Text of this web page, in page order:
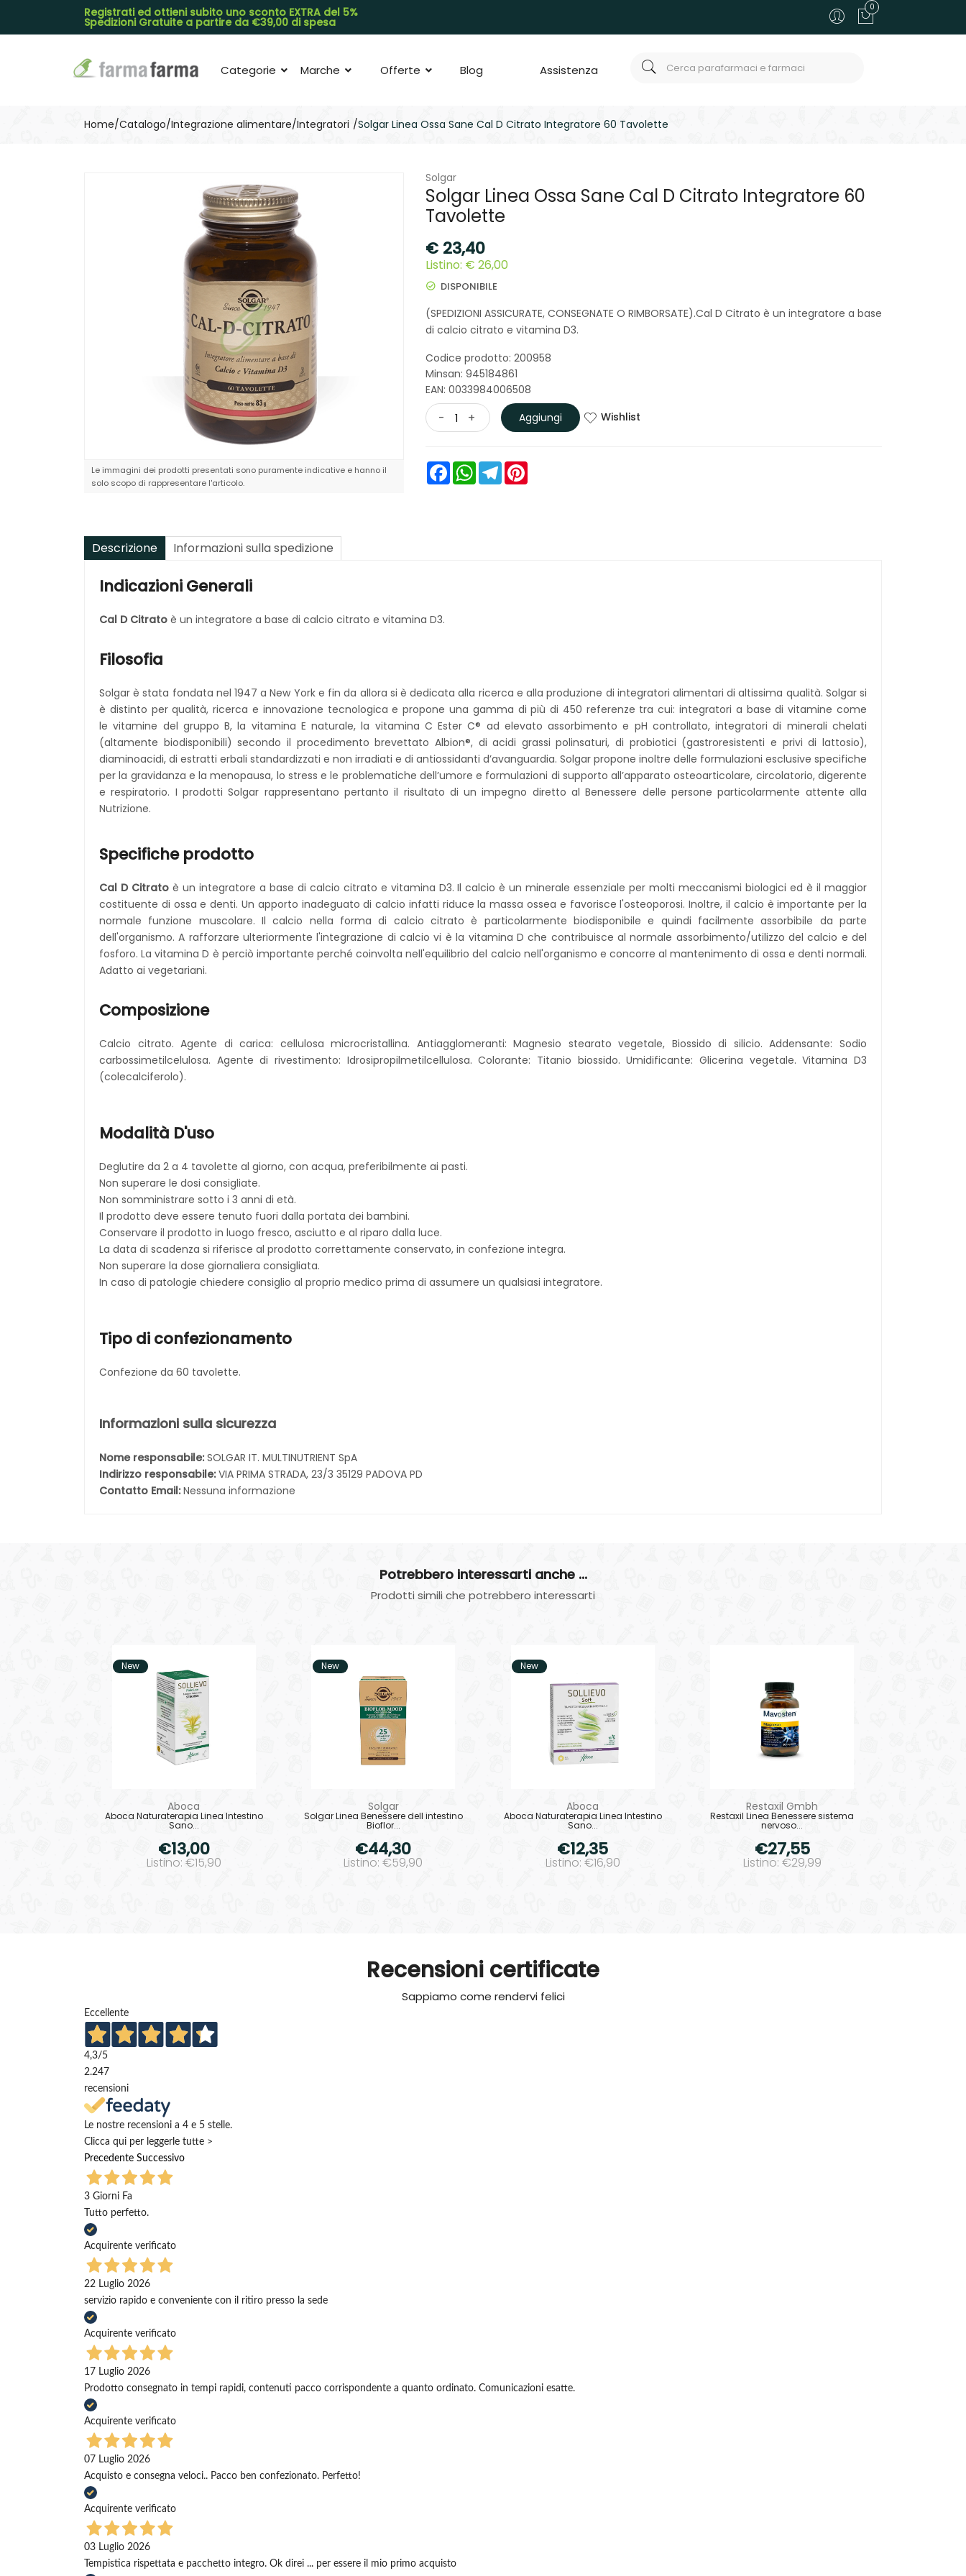
Registrati ed ottieni subito uno sconto EXTRA del 5%
Spedizioni Gratuite a partire da €39,00 di spesa
0
Categorie Marche Offerte Blog Assistenza
Home Catalogo/Integrazione alimentare/Integratori Solgar Linea Ossa Sane Cal D Citrato Integratore 60 Tavolette
Le immagini dei prodotti presentati sono puramente indicative e hanno il
solo scopo di rappresentare l'articolo.
Solgar
Solgar Linea Ossa Sane Cal D Citrato Integratore 60
Tavolette
€ 23,40
Listino: € 26,00
DISPONIBILE
(SPEDIZIONI ASSICURATE, CONSEGNATE O RIMBORSATE).Cal D Citrato è un integratore a base
di calcio citrato e vitamina D3.
Codice prodotto: 200958
Minsan: 945184861
EAN: 0033984006508
- + Aggiungi Wishlist
FacebookWhatsAppTelegram
Descrizione Informazioni sulla spedizione
Indicazioni Generali
Cal D Citrato è un integratore a base di calcio citrato e vitamina D3.
Filosofia
Solgar è stata fondata nel 1947 a New York e fin da allora si è dedicata alla ricerca e alla produzione di integratori alimentari di altissima qualità. Solgar si
è distinto per qualità, ricerca e innovazione tecnologica e propone una gamma di più di 450 referenze tra cui: integratori a base di vitamine come
le vitamine del gruppo B, la vitamina E naturale, la vitamina C Ester C® ad elevato assorbimento e pH controllato, integratori di minerali chelati
(altamente biodisponibili) secondo il procedimento brevettato Albion®, di acidi grassi polinsaturi, di probiotici (gastroresistenti e privi di lattosio),
diaminoacidi, di estratti erbali standardizzati e non irradiati e di antiossidanti d’avanguardia. Solgar propone inoltre delle formulazioni esclusive specifiche
per la gravidanza e la menopausa, lo stress e le problematiche dell’umore e formulazioni di supporto all’apparato osteoarticolare, circolatorio, digerente
e respiratorio. I prodotti Solgar rappresentano pertanto il risultato di un impegno diretto al Benessere delle persone particolarmente attente alla
Nutrizione.
Specifiche prodotto
Cal D Citratoè un integratore a base di calcio citrato e vitamina D3. Il calcio è un minerale essenziale per molti meccanismi biologici ed è il maggior
costituente di ossa e denti. Un apporto inadeguato di calcio infatti riduce la massa ossea e favorisce l'osteoporosi. Inoltre, il calcio è importante per la
normale funzione muscolare. Il calcio nella forma di calcio citrato è particolarmente biodisponibile e quindi facilmente assorbibile da parte
dell'organismo. A rafforzare ulteriormente l'integrazione di calcio vi è la vitamina D che contribuisce al normale assorbimento/utilizzo del calcio e del
fosforo. La vitamina D è perciò importante perché coinvolta nell'equilibrio del calcio nell'organismo e concorre al mantenimento di ossa e denti normali.
Adatto ai vegetariani.
Composizione
Calcio citrato. Agente di carica: cellulosa microcristallina. Antiagglomeranti: Magnesio stearato vegetale, Biossido di silicio. Addensante: Sodio
carbossimetilcelulosa. Agente di rivestimento: Idrosipropilmetilcellulosa. Colorante: Titanio biossido. Umidificante: Glicerina vegetale. Vitamina D3
(colecalciferolo).
Modalità D'uso
Deglutire da 2 a 4 tavolette al giorno, con acqua, preferibilmente ai pasti.
Non superare le dosi consigliate.
Non somministrare sotto i 3 anni di età.
Il prodotto deve essere tenuto fuori dalla portata dei bambini.
Conservare il prodotto in luogo fresco, asciutto e al riparo dalla luce.
La data di scadenza si riferisce al prodotto correttamente conservato, in confezione integra.
Non superare la dose giornaliera consigliata.
In caso di patologie chiedere consiglio al proprio medico prima di assumere un qualsiasi integratore.
Tipo di confezionamento
Confezione da 60 tavolette.
Informazioni sulla sicurezza
Nome responsabile: SOLGAR IT. MULTINUTRIENT SpA
Indirizzo responsabile: VIA PRIMA STRADA, 23/3 35129 PADOVA PD
Contatto Email: Nessuna informazione
Potrebbero interessarti anche ...
Prodotti simili che potrebbero interessarti
New
Aboca
Aboca Naturaterapia Linea Intestino
Sano...
€13,00
Listino: €15,90
New
Solgar
Solgar Linea Benessere dell intestino
Bioflor...
€44,30
Listino: €59,90
New
Aboca
Aboca Naturaterapia Linea Intestino
Sano...
€12,35
Listino: €16,90
Restaxil Gmbh
Restaxil Linea Benessere sistema
nervoso...
€27,55
Listino: €29,99
Recensioni certificate
Sappiamo come rendervi felici
Eccellente
4,3/5
2.247
recensioni
Le nostre recensioni a 4 e 5 stelle.
Clicca qui per leggerle tutte >
Precedente Successivo
3 Giorni Fa
Tutto perfetto.
Acquirente verificato
22 Luglio 2026
servizio rapido e conveniente con il ritiro presso la sede
Acquirente verificato
17 Luglio 2026
Prodotto consegnato in tempi rapidi, contenuti pacco corrispondente a quanto ordinato. Comunicazioni esatte.
Acquirente verificato
07 Luglio 2026
Acquisto e consegna veloci.. Pacco ben confezionato. Perfetto!
Acquirente verificato
03 Luglio 2026
Tempistica rispettata e pacchetto integro. Ok direi ... per essere il mio primo acquisto